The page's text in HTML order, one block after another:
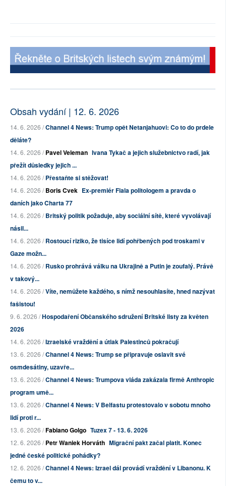
Obsah vydání | 12. 6. 2026
14. 6. 2026 /Channel 4 News: Trump opět Netanjahuovi: Co to do prdele
děláte?
14. 6. 2026 /Pavel Veleman Ivana Tykač a jejich služebnictvo radí, jak
přežít důsledky jejich ...
14. 6. 2026 /Přestaňte si stěžovat!
14. 6. 2026 /Boris Cvek Ex-premiér Fiala politologem a pravda o
daních jako Charta 77
14. 6. 2026 /Britský politik požaduje, aby sociální sítě, které vyvolávají
násil...
14. 6. 2026 /Rostoucí riziko, že tisíce lidí pohřbených pod troskami v
Gaze možn...
14. 6. 2026 /Rusko prohrává válku na Ukrajině a Putin je zoufalý. Právě
v takový...
14. 6. 2026 /Víte, nemůžete každého, s nímž nesouhlasíte, hned nazývat
fašistou!
9. 6. 2026 /Hospodaření Občanského sdružení Britské listy za květen
2026
14. 6. 2026 /Izraelské vraždění a útlak Palestinců pokračují
13. 6. 2026 /Channel 4 News: Trump se připravuje oslavit své
osmdesátiny, uzavře...
13. 6. 2026 /Channel 4 News: Trumpova vláda zakázala firmě Anthropic
program umě...
13. 6. 2026 /Channel 4 News: V Belfastu protestovalo v sobotu mnoho
lidí proti r...
13. 6. 2026 /Fabiano Golgo Tuzex 7 - 13. 6. 2026
12. 6. 2026 /Petr Waniek Horváth Migrační pakt začal platit. Konec
jedné české politické pohádky?
12. 6. 2026 /Channel 4 News: Izrael dál provádí vraždění v Libanonu. K
čemu to v...